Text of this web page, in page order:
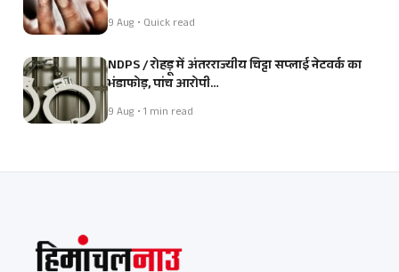
9 Aug • Quick read
NDPS / रोहड़ू में अंतरराज्यीय चिट्टा सप्लाई नेटवर्क का
भंडाफोड़, पांच आरोपी…
9 Aug • 1 min read